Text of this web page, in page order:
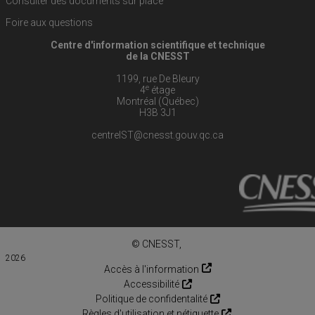
Foire aux questions
Centre d'information scientifique et technique
de la CNESST
1199, rue De Bleury
4e étage
Montréal (Québec)
H3B 3J1
centreIST@cnesst.gouv.qc.ca
© CNESST,
2026
Accès à l'information
Accessibilité
Politique de confidentalité